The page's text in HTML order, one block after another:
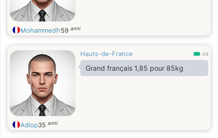
Mohammedfr59 anni
Hauts-de-France 0.9
Grand français 1,85 pour 85kg
Adiop35 anni